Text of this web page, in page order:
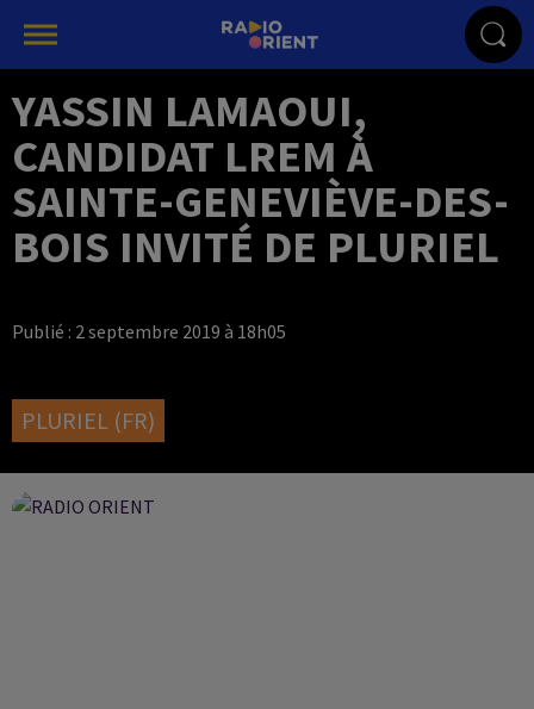
YASSIN LAMAOUI,
CANDIDAT LREM À
SAINTE-GENEVIÈVE-DES-
BOIS INVITÉ DE PLURIEL
Publié : 2 septembre 2019 à 18h05
PLURIEL (FR)